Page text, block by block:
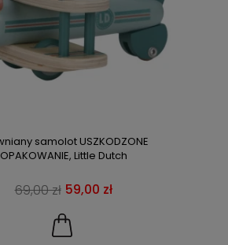
samolot USZKODZONE
OPAKOWANIE, Little Dutch
69,00 zł 59,00 zł